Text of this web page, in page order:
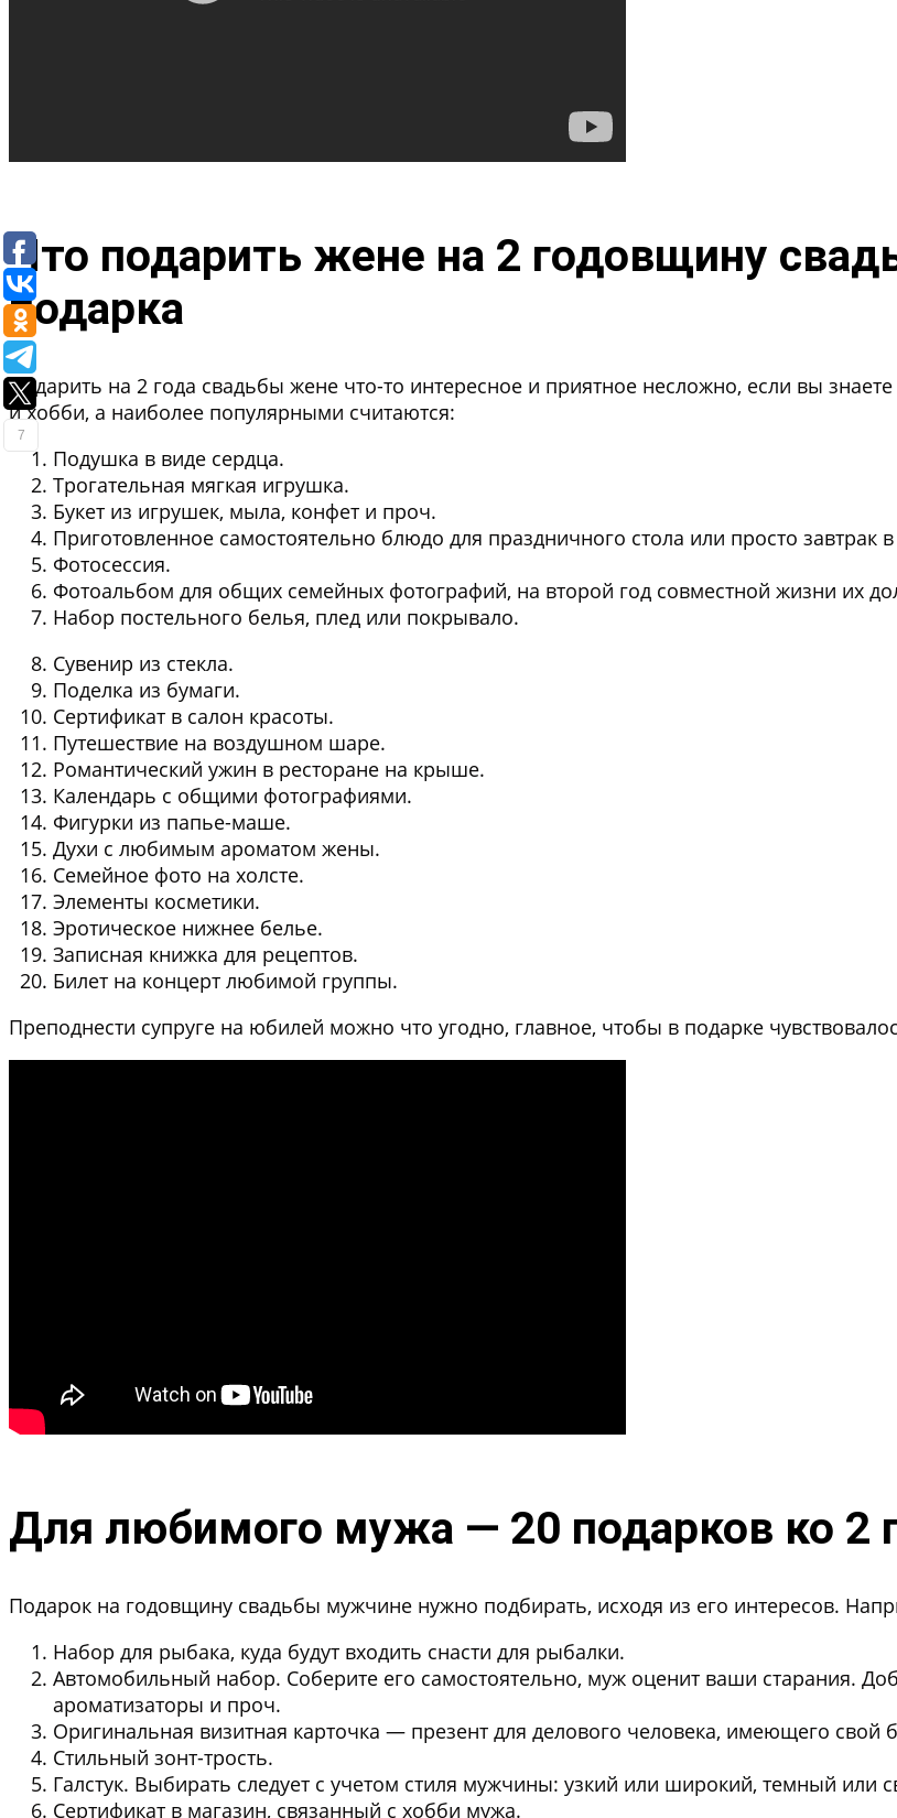
Что подарить жене на 2 годовщину
подарка
Подарить на 2 года свадьбы жене что-то интересное и приятное несложно, если вы
и хобби, а наиболее популярными считаются:
Подушка в виде сердца.
Трогательная мягкая игрушка.
Букет из игрушек, мыла, конфет и проч.
Приготовленное самостоятельно блюдо для праздничного стола или просто завтрак
Фотосессия.
Фотоальбом для общих семейных фотографий, на второй год совместной жизни их
Набор постельного белья, плед или покрывало.
Сувенир из стекла.
Поделка из бумаги.
Сертификат в салон красоты.
Путешествие на воздушном шаре.
Романтический ужин в ресторане на крыше.
Календарь с общими фотографиями.
Фигурки из папье-маше.
Духи с любимым ароматом жены.
Семейное фото на холсте.
Элементы косметики.
Эротическое нижнее белье.
Записная книжка для рецептов.
Билет на концерт любимой группы.
Преподнести супруге на юбилей можно что угодно, главное, чтобы в подарке
Для любимого мужа — 20 подарков ко 2
Подарок на годовщину свадьбы мужчине нужно подбирать, исходя из его интересов.
Набор для рыбака, куда будут входить снасти для рыбалки.
Автомобильный набор. Соберите его самостоятельно, муж оценит ваши старания.
ароматизаторы и проч.
Оригинальная визитная карточка — презент для делового человека, имеющего свой
Стильный зонт-трость.
Галстук. Выбирать следует с учетом стиля мужчины: узкий или широкий, темный или
Сертификат в магазин, связанный с хобби мужа.
7